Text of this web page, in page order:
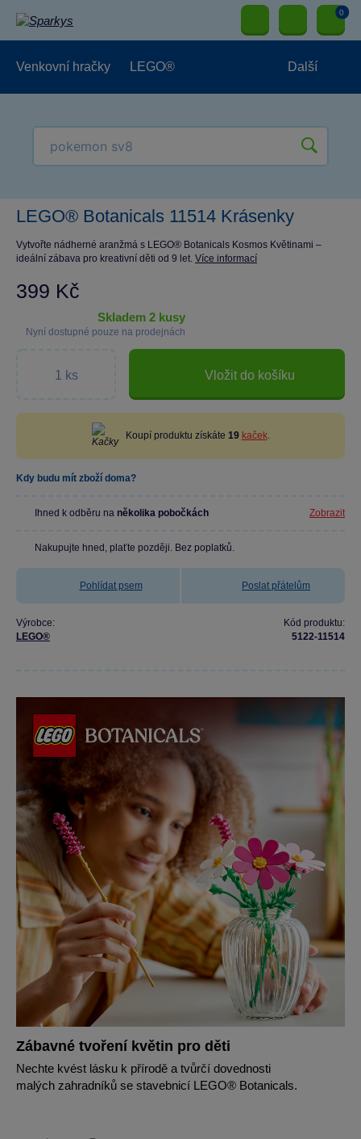
0
Venkovní hračky LEGO® Další
LEGO® Botanicals 11514 Krásenky
Vytvořte nádherné aranžmá s LEGO® Botanicals Kosmos Květinami –
ideální zábava pro kreativní děti od 9 let. Více informací
399 Kč
skladem 2 kusy
Nyní dostupné pouze na prodejnách
Vložit do košíku
Koupí produktu získáte 19 kaček.
Kdy budu mít zboží doma?
Ihned k odběru na několika pobočkách Zobrazit
Nakupujte hned, plaťte později. Bez poplatků.
Pohlídat psem Poslat přátelům
Výrobce:
LEGO®
Kód produktu:
5122-11514
Zábavné tvoření květin pro děti
Nechte kvést lásku k přírodě a tvůrčí dovednosti
malých zahradníků se stavebnicí LEGO® Botanicals.